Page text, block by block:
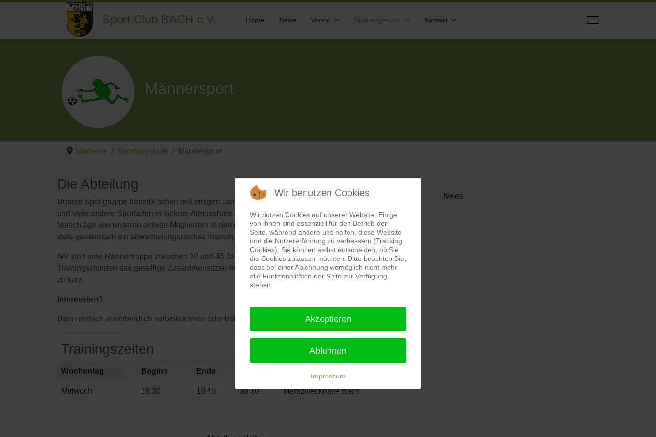
Sport-Club BACH e.V. Home News Verein Sportangebote Kontakt
Männersport
Startseite Sportangebote Männersport
Die Abteilung
Unsere Sportgruppe betreibt schon seit einigen Jahren Breitensport wie Fußball, Basketball, Volleyball
und viele andere Sportarten in lockere Atmosphäre ohne Ligabetrieb. Wir versuchen immer die
Vorschläge von unseren aktiven Mitgliedern in den nächsten Übungsstunden umzusetzen, so dass wir
stets gemeinsam ein abwechslungsreiches Training gestalten, welches allen viel Spaß bereitet.
Wir sind eine Männertruppe zwischen 30 und 45 Jahren. Bei uns kommt nach unseren
Trainingsstunden das gesellige Zusammensitzen mit Gesprächen und Austausch unter Freunden nie
zu kurz.
Interessiert?
Dann einfach unverbindlich vorbeikommen oder beim Abteilungsleiter melden.
Trainingszeiten
Wochentag Beginn Ende
Mittwoch 18:30 19:45 ab 30 Mehrzweckhalle Bach
News
Wir benutzen Cookies
Wir nutzen Cookies auf unserer Website. Einige
von ihnen sind essenziell für den Betrieb der
Seite, während andere uns helfen, diese Website
und die Nutzererfahrung zu verbessern (Tracking
Cookies). Sie können selbst entscheiden, ob Sie
die Cookies zulassen möchten. Bitte beachten Sie,
dass bei einer Ablehnung womöglich nicht mehr
alle Funktionalitäten der Seite zur Verfügung
stehen.
Akzeptieren
Ablehnen
Impressum